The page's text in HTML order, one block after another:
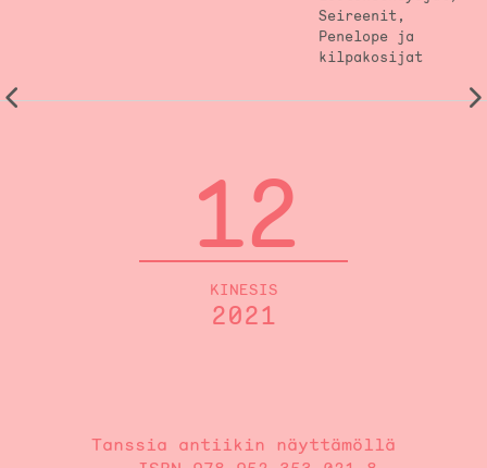
Seireenit,
Penelope ja
kilpakosijat
12
KINESIS
2021
Tanssia antiikin näyttämöllä